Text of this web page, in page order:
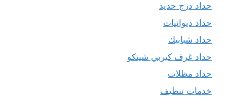
حداد درج حديد
حداد ديوانيات
حداد شبابيك
حداد غرف كيربي شينكو
حداد مظلات
خدمات تنظيف